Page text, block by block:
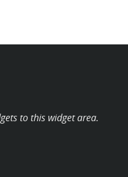
to this widget area.